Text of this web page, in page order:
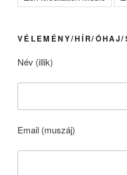
VÉLEMÉNY/HÍR/ÓHAJ/
Név (illik)
Email (muszáj)